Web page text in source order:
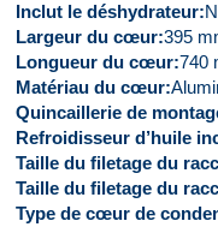
Inclut le déshydrateur
Largeur du cœur 395
Longueur du cœur 740
Matériau du cœur
Quincaillerie de
Refroidisseur d’huile
Taille du filetage du
Taille du filetage du
Type de cœur de